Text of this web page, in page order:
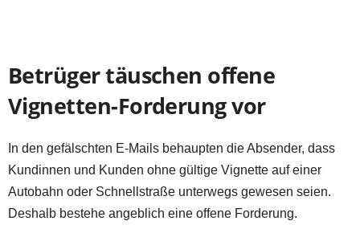
Betrüger täuschen offene
Vignetten-Forderung vor
In den gefälschten E-Mails behaupten die Absender, dass
Kundinnen und Kunden ohne gültige Vignette auf einer
Autobahn oder Schnellstraße unterwegs gewesen seien.
Deshalb bestehe angeblich eine offene Forderung.